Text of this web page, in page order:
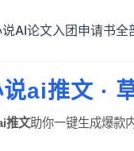
AI论文入团申请书全
ai推文 ·
推文助你一键生成爆款